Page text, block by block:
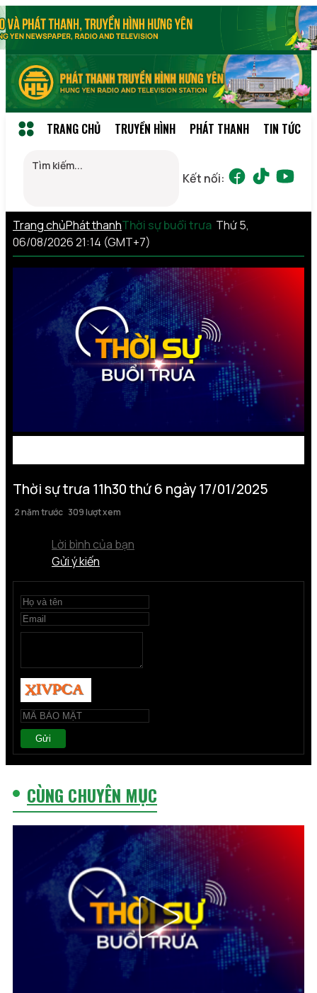
TRANG CHỦ TRUYỀN HÌNH PHÁT THANH TIN TỨC
Kết nối:
Trang chủPhát thanhThời sự buổi trưa Thứ 5,
06/08/2026 21:14 (GMT+7)
Thời sự trưa 11h30 thứ 6 ngày 17/01/2025
2 năm trước 309 lượt xem
Lời bình của bạn
Gửi ý kiến
Gửi
CÙNG CHUYÊN MỤC